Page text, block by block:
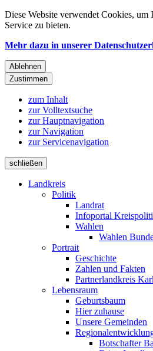
Diese Website verwendet Cookies, um
Service zu bieten.
Mehr dazu in unserer
Ablehnen
Zustimmen
zum Inhalt
zur Volltextsuche
zur Hauptnavigation
zur Navigation
zur Servicenavigation
schließen
Landkreis
Politik
Landrat
Infoportal
Wahlen
Wahlen
Portrait
Geschichte
Zahlen und Fakten
Partnerlandkreis
Lebensraum
Geburtsbaum
Hier zuhause
Unsere Gemeinden
Botschafter